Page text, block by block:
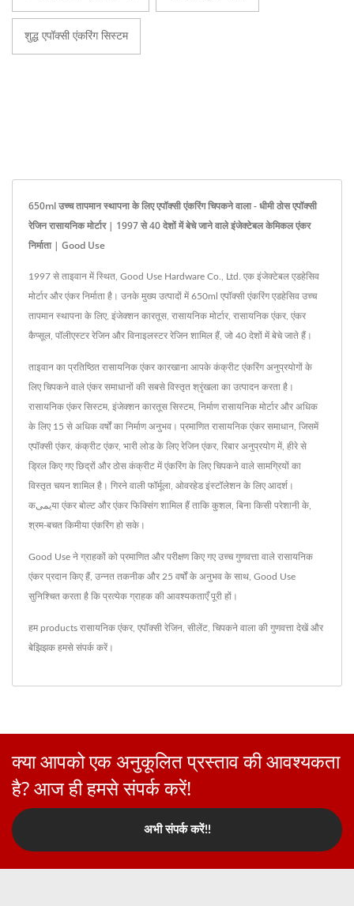
शुद्ध एपॉक्सी एंकरिंग सिस्टम
650ml उच्च तापमान स्थापना के लिए एपॉक्सी एंकरिंग चिपकने वाला - धीमी ठोस एपॉक्सी
रेजिन रासायनिक मोर्टार | 1997 से 40 देशों में बेचे जाने वाले इंजेक्टेबल केमिकल एंकर
निर्माता | Good Use
1997 से ताइवान में स्थित, Good Use Hardware Co., Ltd. एक इंजेक्टेबल एडहेसिव
मोर्टार और एंकर निर्माता है। उनके मुख्य उत्पादों में 650ml एपॉक्सी एंकरिंग एडहेसिव उच्च
तापमान स्थापना के लिए, इंजेक्शन कारतूस, रासायनिक मोर्टार, रासायनिक एंकर, एंकर
कैप्सूल, पॉलीएस्टर रेजिन और विनाइलस्टर रेजिन शामिल हैं, जो 40 देशों में बेचे जाते हैं।
ताइवान का प्रतिष्ठित रासायनिक एंकर कारखाना आपके कंक्रीट एंकरिंग अनुप्रयोगों के
लिए चिपकने वाले एंकर समाधानों की सबसे विस्तृत श्रृंखला का उत्पादन करता है।
रासायनिक एंकर सिस्टम, इंजेक्शन कारतूस सिस्टम, निर्माण रासायनिक मोर्टार और अधिक
के लिए 15 से अधिक वर्षों का निर्माण अनुभव। प्रमाणित रासायनिक एंकर समाधान, जिसमें
एपॉक्सी एंकर, कंक्रीट एंकर, भारी लोड के लिए रेजिन एंकर, रिबार अनुप्रयोग में, हीरे से
ड्रिल किए गए छिद्रों और ठोस कंक्रीट में एंकरिंग के लिए चिपकने वाले सामग्रियों का
विस्तृत चयन शामिल है। गिरने वाली फॉर्मूला, ओवरहेड इंस्टॉलेशन के लिए आदर्श।
कیمیया एंकर बोल्ट और एंकर फिक्सिंग शामिल हैं ताकि कुशल, बिना किसी परेशानी के,
श्रम-बचत किमीया एंकरिंग हो सके।
Good Use ने ग्राहकों को प्रमाणित और परीक्षण किए गए उच्च गुणवत्ता वाले रासायनिक
एंकर प्रदान किए हैं, उन्नत तकनीक और 25 वर्षों के अनुभव के साथ, Good Use
सुनिश्चित करता है कि प्रत्येक ग्राहक की आवश्यकताएँ पूरी हों।
हम products रासायनिक एंकर, एपॉक्सी रेजिन सीलेंट चिपकने वाला की गुणवत्ता देखें और
बेझिझक हमसे संपर्क करें।
क्या आपको एक अनुकूलित प्रस्ताव की आवश्यकता
है? आज ही हमसे संपर्क करें!
अभी संपर्क करें!!